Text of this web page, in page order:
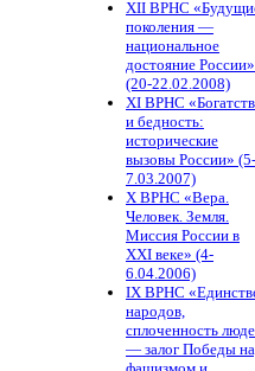
XII ВРНС
поколения —
национальное
достояние России»
(20-22.02.2008)
XI ВРНС
и бедность:
исторические
вызовы России» (5-
7.03.2007)
X ВРНС «Вера.
Человек. Земля.
Миссия России в
XXI веке» (4-
6.04.2006)
IX ВРНС
народов,
сплоченность
— залог Победы